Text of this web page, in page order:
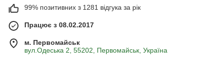
99% позитивних з 1281 відгука за рік
Працює з 08.02.2017
м. Первомайськ
вул.Одеська 2, 55202, Первомайськ, Україна